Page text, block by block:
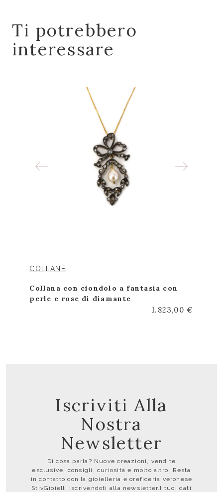
Ti potrebbero
interessare
COLLANE
Collana con ciondolo a fantasia con
perle e rose di diamante
1.823,00 €
Iscriviti Alla
Nostra
Newsletter
Di cosa parla? Nuove creazioni, vendite
esclusive, consigli, curiosità e molto altro! Resta
in contatto con la gioielleria e oreficeria veronese
StivGioielli iscrivendoti alla newsletter.I tuoi dati